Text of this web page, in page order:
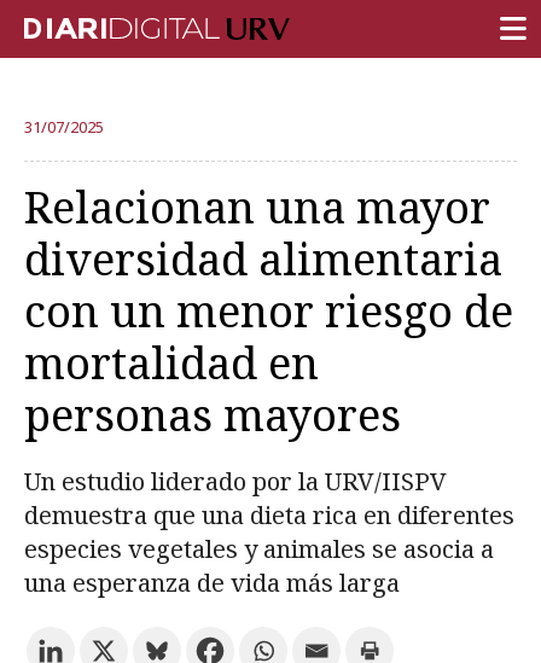
INVESTIGACIÓN
DOCENCIA
INSTITUCIÓN
VIDA EN EL CAMPUS
COMUNIDAD URV
31/07/2025
Relacionan una mayor
diversidad alimentaria
con un menor riesgo de
mortalidad en
personas mayores
Un estudio liderado por la URV/IISPV
demuestra que una dieta rica en diferentes
especies vegetales y animales se asocia a
una esperanza de vida más larga